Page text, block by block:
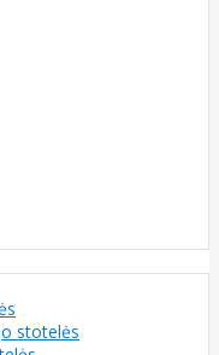
stotelės